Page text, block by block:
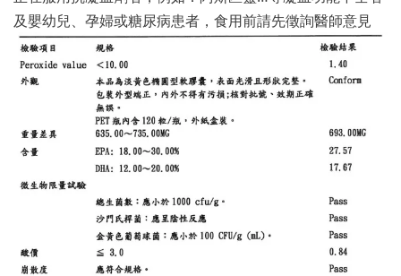
及嬰幼兒、孕婦或糖尿病患者，食用前請先徵詢醫師意見